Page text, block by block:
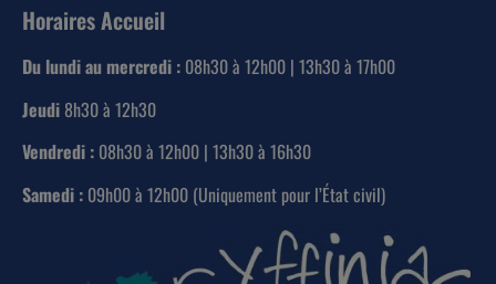
Horaires Accueil
Du lundi au mercredi : 08h30 à 12h00 | 13h30 à 17h00
Jeudi 8h30 à 12h30
Vendredi : 08h30 à 12h00 | 13h30 à 16h30
Samedi : 09h00 à 12h00 (Uniquement pour l’État civil)